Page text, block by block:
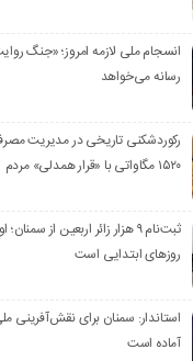
انسجام ملی لازمه امروز؛ «جنگ
رسانه می‌خواهد
رکوردشکنی تاریخی در مدیریت
۱۵۲۰ مگاواتی با «قرار همدلی» مردم
ثبت‌نام ۹ هزار زائر اربعین از
روزهای ابتدایی است
استاندار: سمنان برای نقش‌آفرینی
آماده است